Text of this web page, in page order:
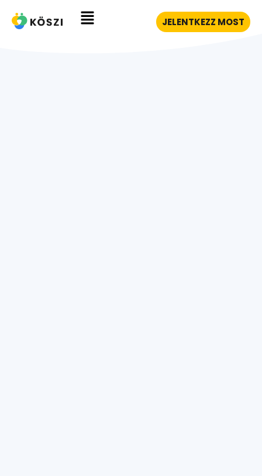
JELENTKEZZ MOST